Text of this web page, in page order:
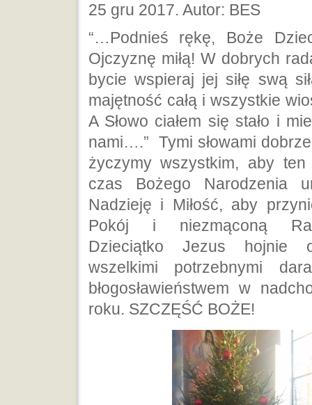
25 gru 2017. Autor: BES
“…Podnieś rękę, Boże
Ojczyznę miłą! W dobrych
bycie wspieraj jej siłę swą
majętność całą i wszystkie
A Słowo ciałem się stało i
nami….” Tymi słowami
życzymy wszystkim, aby ten
czas Bożego Narodzenia
Nadzieję i Miłość, aby
Pokój i niezmąconą
Dzieciątko Jezus hojnie
wszelkimi potrzebnymi
błogosławieństwem w
roku. SZCZĘŚĆ BOŻE!